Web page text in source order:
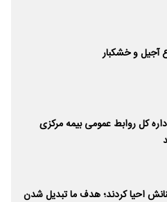
آجیل و خشکبار
کل روابط عمومی بیمه مرکزی
احیا کردند؛ هدف ما تبدیل شدن